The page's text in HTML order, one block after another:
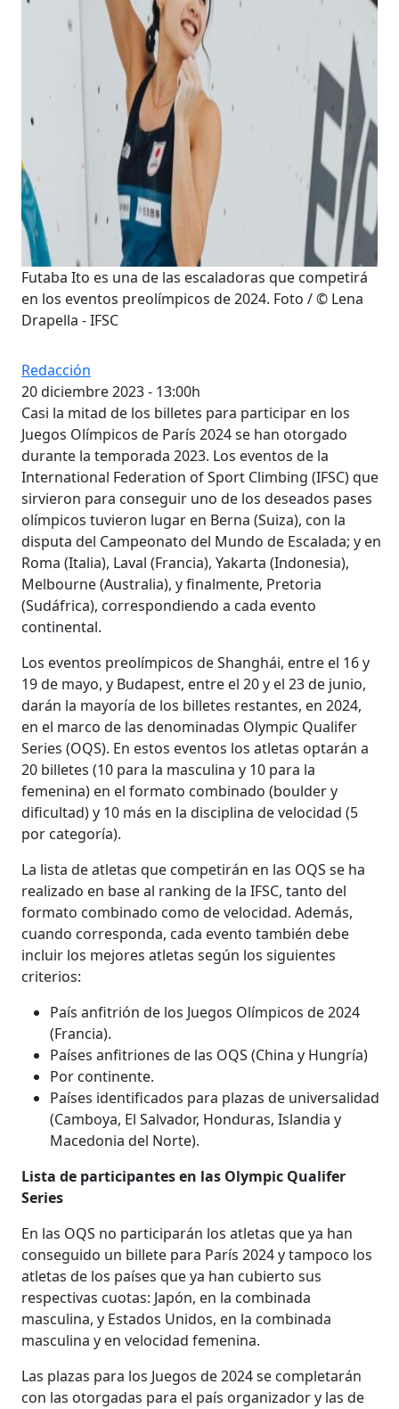
Futaba Ito es una de las escaladoras que competirá
en los eventos preolímpicos de 2024. Foto / © Lena
Drapella - IFSC
Redacción
20 diciembre 2023 - 13:00h
Casi la mitad de los billetes para participar en los
Juegos Olímpicos de París 2024 se han otorgado
durante la temporada 2023. Los eventos de la
International Federation of Sport Climbing (IFSC) que
sirvieron para conseguir uno de los deseados pases
olímpicos tuvieron lugar en Berna (Suiza), con la
disputa del Campeonato del Mundo de Escalada; y en
Roma (Italia), Laval (Francia), Yakarta (Indonesia),
Melbourne (Australia), y finalmente, Pretoria
(Sudáfrica), correspondiendo a cada evento
continental.
Los eventos preolímpicos de Shanghái, entre el 16 y
19 de mayo, y Budapest, entre el 20 y el 23 de junio,
darán la mayoría de los billetes restantes, en 2024,
en el marco de las denominadas Olympic Qualifer
Series (OQS). En estos eventos los atletas optarán a
20 billetes (10 para la masculina y 10 para la
femenina) en el formato combinado (boulder y
dificultad) y 10 más en la disciplina de velocidad (5
por categoría).
La lista de atletas que competirán en las OQS se ha
realizado en base al ranking de la IFSC, tanto del
formato combinado como de velocidad. Además,
cuando corresponda, cada evento también debe
incluir los mejores atletas según los siguientes
criterios:
País anfitrión de los Juegos Olímpicos de 2024
(Francia).
Países anfitriones de las OQS (China y Hungría)
Por continente.
Países identificados para plazas de universalidad
(Camboya, El Salvador, Honduras, Islandia y
Macedonia del Norte).
Lista de participantes en las Olympic Qualifer
Series
En las OQS no participarán los atletas que ya han
conseguido un billete para París 2024 y tampoco los
atletas de los países que ya han cubierto sus
respectivas cuotas: Japón, en la combinada
masculina, y Estados Unidos, en la combinada
masculina y en velocidad femenina.
Las plazas para los Juegos de 2024 se completarán
con las otorgadas para el país organizador y las de